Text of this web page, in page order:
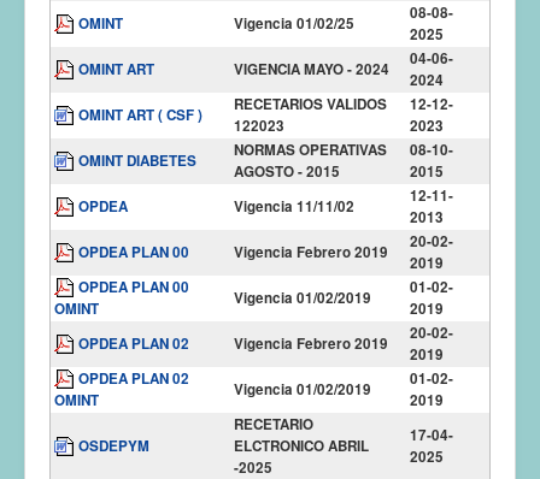
OMINT
Vigencia 01/02/25
08-08-
2025
OMINT ART
VIGENCIA MAYO - 2024
04-06-
2024
OMINT ART ( CSF )
RECETARIOS VALIDOS
122023
12-12-
2023
OMINT DIABETES
NORMAS OPERATIVAS
AGOSTO - 2015
08-10-
2015
OPDEA
Vigencia 11/11/02
12-11-
2013
OPDEA PLAN 00
Vigencia Febrero 2019
20-02-
2019
OPDEA PLAN 00
OMINT
Vigencia 01/02/2019
01-02-
2019
OPDEA PLAN 02
Vigencia Febrero 2019
20-02-
2019
OPDEA PLAN 02
OMINT
Vigencia 01/02/2019
01-02-
2019
OSDEPYM
RECETARIO
ELCTRONICO ABRIL
-2025
17-04-
2025